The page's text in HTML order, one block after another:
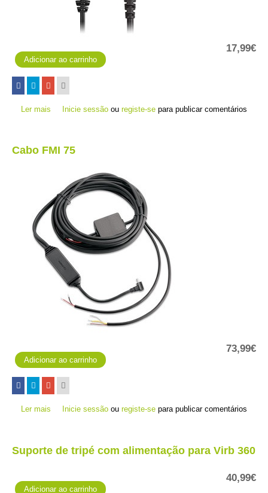
17,99€
Ler mais acerca de Adaptador Isqueiro
Inicie sessão ouregiste-se para publicar comentários
Cabo FMI 75
73,99€
Ler mais acerca de Cabo FMI 75
Inicie sessão ouregiste-se para publicar comentários
Suporte de tripé com alimentação para Virb 360
40,99€